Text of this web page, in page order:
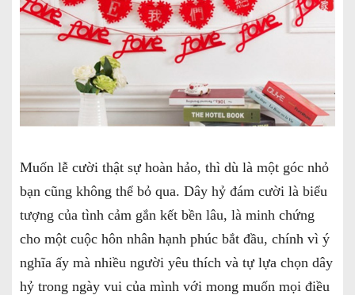
Muốn lễ cười thật sự hoàn hảo, thì dù là một góc nhỏ
bạn cũng không thể bỏ qua. Dây hỷ đám cười là biểu
tượng của tình cảm gắn kết bền lâu, là minh chứng
cho một cuộc hôn nhân hạnh phúc bắt đầu, chính vì ý
nghĩa ấy mà nhiều người yêu thích và tự lựa chọn dây
hỷ trong ngày vui của mình với mong muốn mọi điều